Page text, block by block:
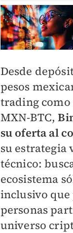
Desde
pesos
trading como
MXN-BTC,
su oferta al
su estrategia
técnico:
ecosistema
inclusivo
personas
universo